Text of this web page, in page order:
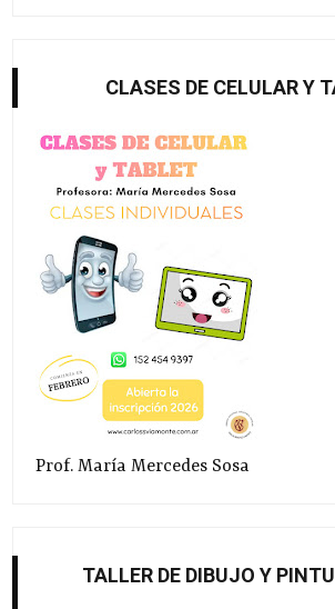
CLASES DE CELULAR Y
Prof. María Mercedes Sosa
TALLER DE DIBUJO Y